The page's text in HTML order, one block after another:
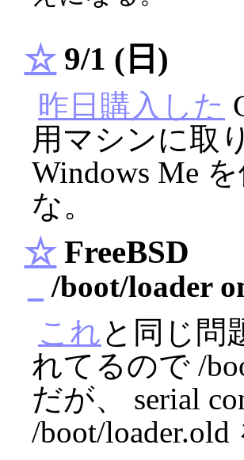
☆9/1 (日)
昨日購入した
用マシンに取
Windows Me
な。
☆FreeBSD
/boot/loader
これと同じ問
れてるので /
だが、 serial
/boot/